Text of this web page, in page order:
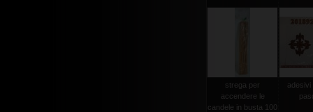
strega per
accendere le
candele in busta 100